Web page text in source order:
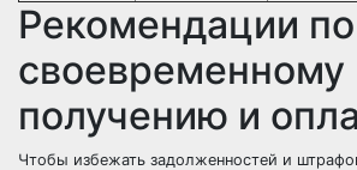
Рекомендации по
своевременному
получению и
Чтобы избежать задолженностей и